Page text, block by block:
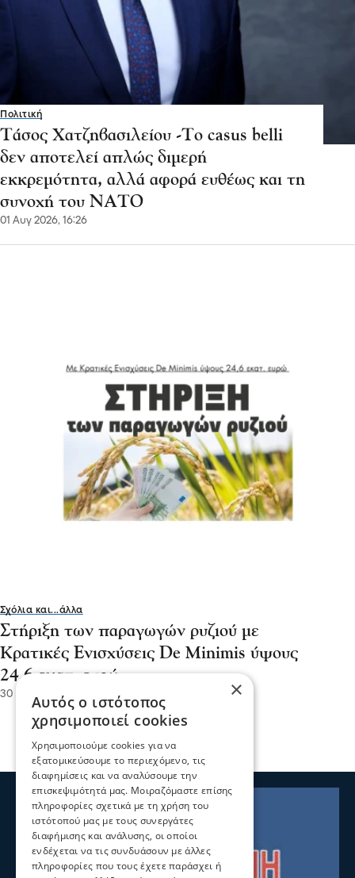
Πολιτική
Τάσος Χατζηβασιλείου -Το casus belli
δεν αποτελεί απλώς διμερή
εκκρεμότητα, αλλά αφορά ευθέως και τη
συνοχή του ΝΑΤΟ
01 Αυγ 2026, 16:26
Σχόλια και...άλλα
Στήριξη των παραγωγών ρυζιού με
Κρατικές Ενισχύσεις De Minimis ύψους
24,6 εκατ. ευρώ
30 Ιου 2026, 20:57 ×
Αυτός ο ιστότοπος
χρησιμοποιεί cookies
Χρησιμοποιούμε cookies για να
εξατομικεύσουμε το περιεχόμενο, τις
διαφημίσεις και να αναλύσουμε την
επισκεψιμότητά μας. Μοιραζόμαστε επίσης
πληροφορίες σχετικά με τη χρήση του
ιστότοπού μας με τους συνεργάτες
διαφήμισης και ανάλυσης, οι οποίοι
ενδέχεται να τις συνδυάσουν με άλλες
πληροφορίες που τους έχετε παράσχει ή